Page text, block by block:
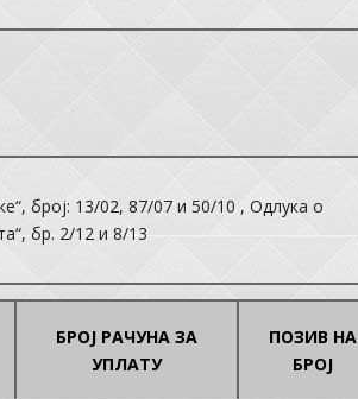
број: 13/02, 87/07 и 50/10 , Одлука о
бр. 2/12 и 8/13
БРОЈ РАЧУНА ЗА
УПЛАТУ
ПОЗИВ НА
БРОЈ